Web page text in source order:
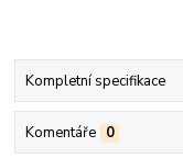
Kompletní specifikace
Komentáře 0